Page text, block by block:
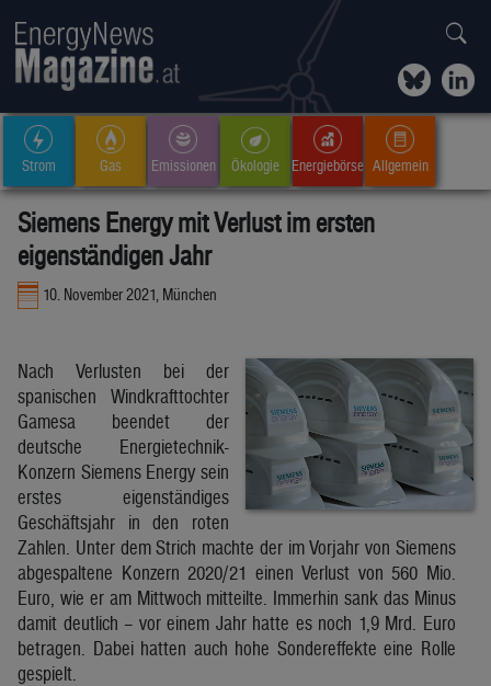
Strom Gas Emissionen Ökologie Energiebörse Allgemein
Siemens Energy mit Verlust im ersten
eigenständigen Jahr
10. November 2021, München
Nach Verlusten bei der
spanischen Windkrafttochter
Gamesa beendet der
deutsche Energietechnik-
Konzern Siemens Energy sein
erstes eigenständiges
Geschäftsjahr in den roten
Zahlen. Unter dem Strich machte der im Vorjahr von Siemens
abgespaltene Konzern 2020/21 einen Verlust von 560 Mio.
Euro, wie er am Mittwoch mitteilte. Immerhin sank das Minus
damit deutlich – vor einem Jahr hatte es noch 1,9 Mrd. Euro
betragen. Dabei hatten auch hohe Sondereffekte eine Rolle
gespielt.